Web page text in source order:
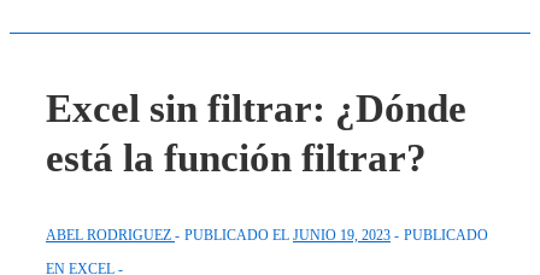
Excel sin filtrar: ¿Dónde
está la función filtrar?
ABEL RODRIGUEZ PUBLICADO EL JUNIO 19, 2023
PUBLICADO
EN EXCEL